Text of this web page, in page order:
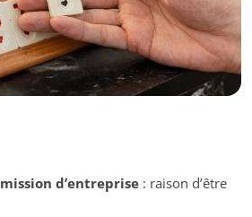
mission d’entreprise: raison d’être